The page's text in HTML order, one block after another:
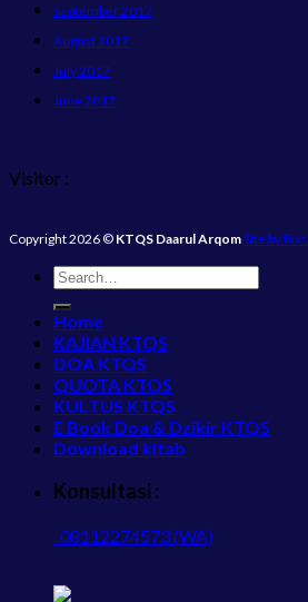
September 2017
August 2017
July 2017
June 2017
Visitor :
Copyright 2026 © KTQS Daarul ArqomSite by flixs
Home
KAJIAN KTQS
DOA KTQS
QUOTA KTQS
KULTUS KTQS
E Book Doa & Dzikir KTQS
Download kitab
Konsultasi :
08112274573 (WA)